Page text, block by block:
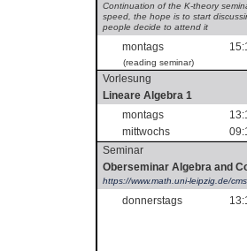
Continuation of the K-theory
speed, the hope is to start
people decide to attend it
montags
(reading seminar)
Vorlesung
Lineare Algebra 1
montags
mittwochs
Seminar
Oberseminar Algebra and
https://www.math.uni-leipzig.de/
donnerstags